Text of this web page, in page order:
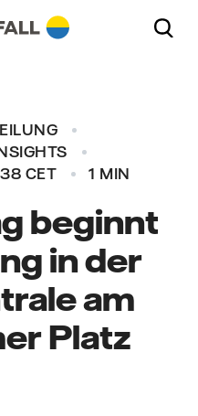
CET
1 MIN
beginnt
in der
am
Platz